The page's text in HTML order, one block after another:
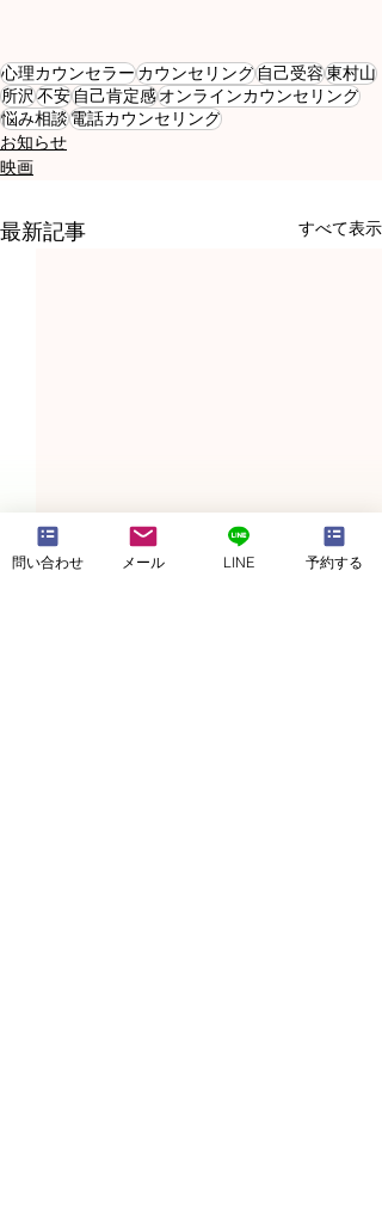
心理カウンセラーカウンセリング自己受容東村山
所沢不安自己肯定感オンラインカウンセリング
悩み相談電話カウンセリング
お知らせ
映画
最新記事 すべて表示
問い合わせ メール LINE 予約する